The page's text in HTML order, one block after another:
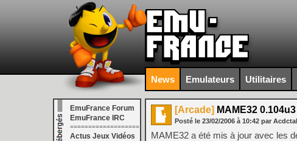
News Emulateurs Utilitaires
EmuFrance Forum
EmuFrance IRC
===================
Actus Jeux Vidéos
[Arcade] MAME32 0.104u3
Posté le 23/02/2006 à 10:42 par
MAME32 a été mis à jour avec les